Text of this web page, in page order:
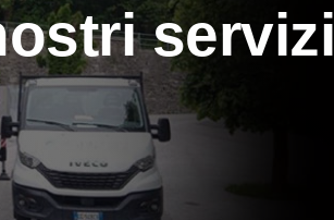
servizi